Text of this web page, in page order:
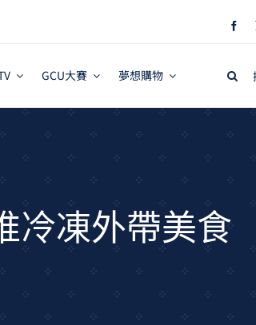
GCU大賽 夢想購物
Search
冷凍外帶美食